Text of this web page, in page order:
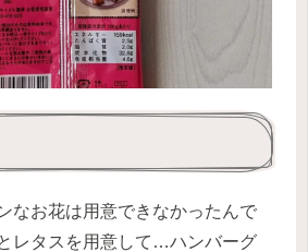
なお花は用意できなかったんで
レタスを用意して…ハンバーグ